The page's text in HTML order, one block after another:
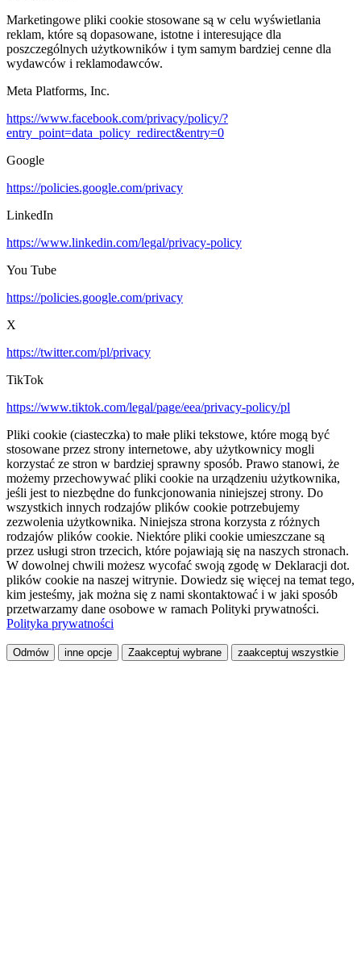
Marketingowe pliki cookie stosowane są w celu wyświetlania
reklam, które są dopasowane, istotne i interesujące dla
poszczególnych użytkowników i tym samym bardziej cenne dla
wydawców i reklamodawców.
Meta Platforms, Inc.
https://www.facebook.com/privacy/policy/?
entry_point=data_policy_redirect&entry=0
Google
https://policies.google.com/privacy
LinkedIn
https://www.linkedin.com/legal/privacy-policy
You Tube
https://policies.google.com/privacy
X
https://twitter.com/pl/privacy
TikTok
https://www.tiktok.com/legal/page/eea/privacy-policy/pl
Pliki cookie (ciasteczka) to małe pliki tekstowe, które mogą być
stosowane przez strony internetowe, aby użytkownicy mogli
korzystać ze stron w bardziej sprawny sposób. Prawo stanowi, że
możemy przechowywać pliki cookie na urządzeniu użytkownika,
jeśli jest to niezbędne do funkcjonowania niniejszej strony. Do
wszystkich innych rodzajów plików cookie potrzebujemy
zezwolenia użytkownika. Niniejsza strona korzysta z różnych
rodzajów plików cookie. Niektóre pliki cookie umieszczane są
przez usługi stron trzecich, które pojawiają się na naszych stronach.
W dowolnej chwili możesz wycofać swoją zgodę w Deklaracji dot.
plików cookie na naszej witrynie. Dowiedz się więcej na temat tego,
kim jesteśmy, jak można się z nami skontaktować i w jaki sposób
przetwarzamy dane osobowe w ramach Polityki prywatności.
Polityka prywatności
Odmów inne opcje Zaakceptuj wybrane zaakceptuj wszystkie